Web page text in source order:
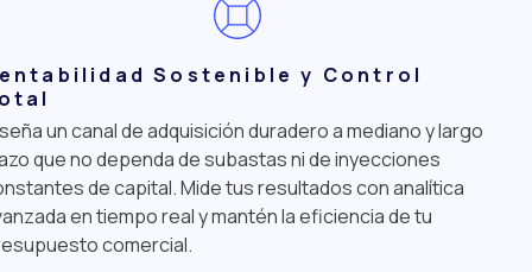
Sostenible y Control
un canal de adquisición duradero a mediano y largo
que no dependa de subastas ni de inyecciones
de capital. Mide tus resultados con analítica
en tiempo real y mantén la eficiencia de tu
comercial.